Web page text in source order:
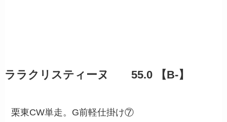
ララクリスティーヌ 55.0 【B-】
栗東CW単走。G前軽仕掛け⑦